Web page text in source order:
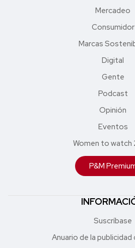
Mercadeo
Consumidor
Marcas
Digital
Gente
Podcast
Opinión
Eventos
Women to watch
P&M
Suscríbase
Anuario de la